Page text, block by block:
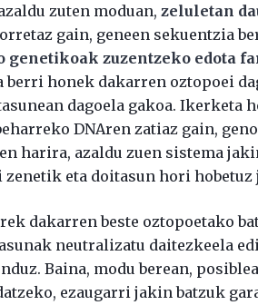
zuten moduan,zeluletan
gain, geneen sekuentzia
genetikoak zuzentzeko edota
berri honek dakarren oztopoei
dagoela gakoa. Ikerketa
DNAren zatiaz gain,
harira, azaldu zuen sistema
eta doitasun hori hobetuz
dakarren beste oztopoetako
neutralizatu daitezkeela
Baina, modu berean,
ezaugarri jakin batzuk